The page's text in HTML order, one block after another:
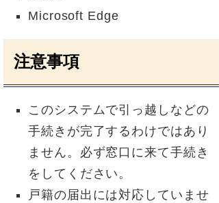
Microsoft Edge
注意事項
このシステムで引っ越しなどの
手続きが完了するわけではあり
ません。必ず窓口に来て手続き
をしてください。
戸籍の届出には対応していませ